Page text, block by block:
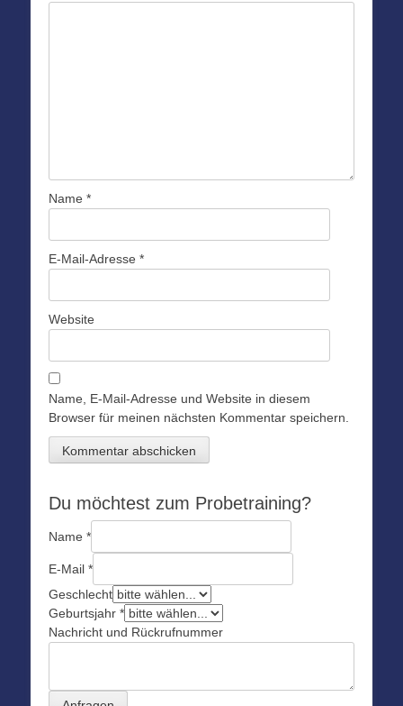
Name *
E-Mail-Adresse *
Website
Name, E-Mail-Adresse und Website in diesem
Browser für meinen nächsten Kommentar speichern.
Du möchtest zum Probetraining?
Name *
E-Mail *
Geschlecht
Geburtsjahr *
Nachricht und Rückrufnummer